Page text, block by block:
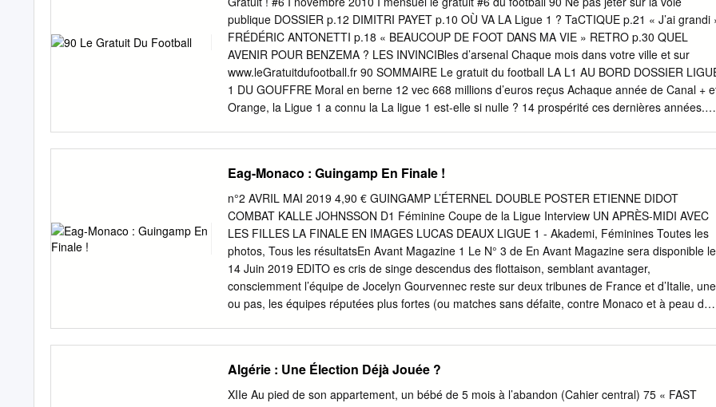
Friday issued against food items area. We communicate with them to let the workers go free,
accord- and ask them to remove and they too coordinate with us. ing to the Syrian Observatory
for The messages are sent only in Eng- Human Rights. the product temporarily lish because
most of them speak the The Britain-based monitor from shelves. language. We introduced this
serv- said that in effect, some 170 work- ice to ensure the safety of people,” Smoke rises as US-
led coalition reinforces opposition forces with airstrikes as they seize the control of Turkmen ers
publique DOSSIER p.12 DIMITRI PAYET p.10 OÙ VA LA Ligue 1 ? TaCTIQUE p.21 « J’ai grandi
FRÉDÉRIC ANTONETTI p.18 « BEAUCOUP DE FOOT DANS MA VIE » RETRO p.30 QUEL
AVENIR POUR BENZEMA ? LES INVINCIBles d’arsenal Chaque mois dans votre ville et sur
www.leGratuitdufootball.fr 90 SOMMAIRE Le gratuit du football LA L1 AU BORD DOSSIER
1 DU GOUFFRE Moral en berne 12 vec 668 millions d’euros reçus Achaque année de Canal +
Orange, la Ligue 1 a connu la La ligue 1 est-elle si nulle ? 14 prospérité ces dernières années.
revenus de la Ligue 1 risquent encore de baisser car Canal +, qui sera alors Star : Dimitri Payet
10 en position de force pour l’appel d’offre, n’aura aucune raison d’augmenter sa contribution.
COaCH : Frédéric Antonetti 18 Cette épée de Damoclès est une vraie menace 3 pour les clubs
français : avec des revenus en baisse, l’avenir de la Ligue 1 n’est pas garanti. / PanoramiC
LEMAISTRE Ed STAR : La bande à Fifi 27 La LFP a beau pousser en avant des supposés
concurrents face à Canal + ou agiter la menace d’une chaîne payante sur la TNT, on voit mal
PLANÈTE FOOTBALL pourquoi la chaîne cryptée desserrerait les cor- dons de la bourse.
Eag-Monaco : Guingamp En Finale !
n°2 AVRIL MAI 2019 4,90 € GUINGAMP L’ÉTERNEL DOUBLE POSTER ETIENNE DIDOT
COMBAT KALLE JOHNSSON D1 Féminine Coupe de la Ligue Interview UN APRÈS-MIDI AVEC
LES FILLES LA FINALE EN IMAGES LUCAS DEAUX LIGUE 1 - Akademi, Féminines Toutes les
photos, Tous les résultatsEn Avant Magazine 1 Le N° 3 de En Avant Magazine sera disponible le
14 Juin 2019 EDITO es cris de singe descendus des flottaison, semblant avantager,
consciemment l’équipe de Jocelyn Gourvennec reste sur deux tribunes de France et d’Italie, une
ou pas, les équipes réputées plus fortes (ou matches sans défaite, contre Monaco et à peau de
mal à admettre. Dans une société frappée de la Ligue, il fallait un mental d’acier pour garder Dà
l’Humanité. Des chants odieux assimilant cécité contagieuse, ou d’un dangereux manque la tête
Algérie : Une Élection Déjà Jouée ?
XIIe Au pied de son appartement, un bébé de 5 mois à l’abandon (Cahier central) 75 « FAST